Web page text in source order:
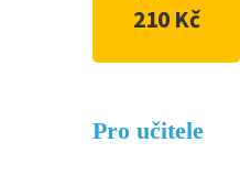
210 Kč
Pro učitele